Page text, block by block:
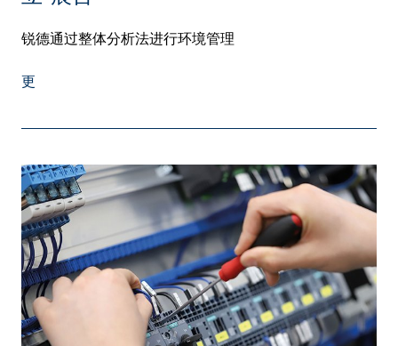
锐德通过整体分析法进行环境管理
更